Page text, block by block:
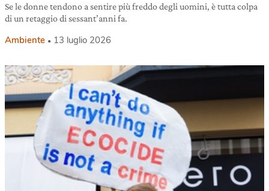
Se le donne tendono a sentire più freddo degli uomini, è tutta colpa
di un retaggio di sessant’anni fa.
Ambiente 13 luglio 2026